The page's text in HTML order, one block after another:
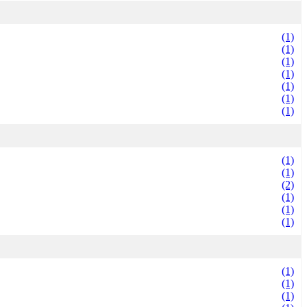
(1)
(1)
(1)
(1)
(1)
(1)
(1)
(1)
(1)
(2)
(1)
(1)
(1)
(1)
(1)
(1)